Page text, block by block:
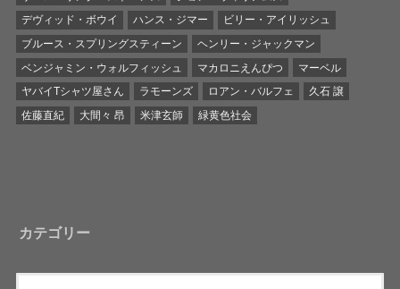
デヴィッド・ボウイ
ハンス・ジマー
ビリー・アイリッシュ
ブルース・スプリングスティーン
ヘンリー・ジャックマン
ベンジャミン・ウォルフィッシュ
マカロニえんぴつ
マーベル
ヤバイTシャツ屋さん
ラモーンズ ロアン・バルフェ
久石 譲
佐藤直紀
大間々 昂 米津玄師 緑黄色社会
カテゴリー